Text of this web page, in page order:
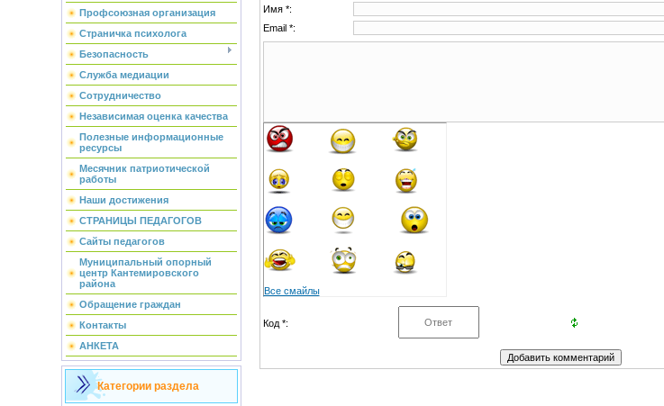
Профсоюзная организация
Страничка психолога
Безопасность
Служба медиации
Сотрудничество
Независимая оценка качества
Полезные информационные
ресурсы
Месячник патриотической
работы
Наши достижения
СТРАНИЦЫ ПЕДАГОГОВ
Сайты педагогов
Муниципальный опорный
центр Кантемировского
района
Обращение граждан
Контакты
АНКЕТА
Категории раздела
Имя *:
Email *:
Все смайлы
Код *: